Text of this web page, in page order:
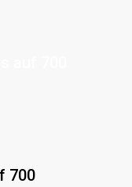
700